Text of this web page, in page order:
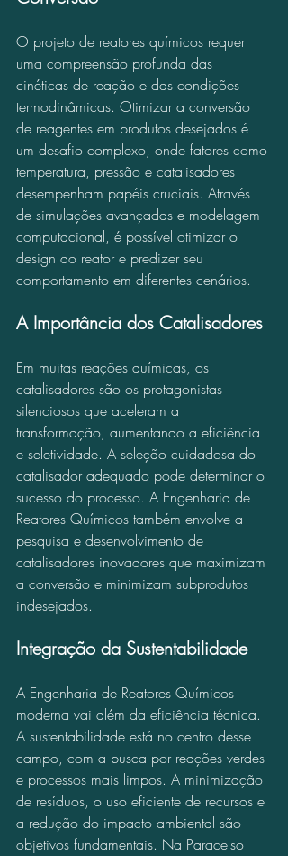
O projeto de reatores químicos requer
uma compreensão profunda das
cinéticas de reação e das condições
termodinâmicas. Otimizar a conversão
de reagentes em produtos desejados é
um desafio complexo, onde fatores como
temperatura, pressão e catalisadores
desempenham papéis cruciais. Através
de simulações avançadas e modelagem
computacional, é possível otimizar o
design do reator e predizer seu
comportamento em diferentes cenários.
A Importância dos Catalisadores
Em muitas reações químicas, os
catalisadores são os protagonistas
silenciosos que aceleram a
transformação, aumentando a eficiência
e seletividade. A seleção cuidadosa do
catalisador adequado pode determinar o
sucesso do processo. A Engenharia de
Reatores Químicos também envolve a
pesquisa e desenvolvimento de
catalisadores inovadores que maximizam
a conversão e minimizam subprodutos
indesejados.
Integração da Sustentabilidade
A Engenharia de Reatores Químicos
moderna vai além da eficiência técnica.
A sustentabilidade está no centro desse
campo, com a busca por reações verdes
e processos mais limpos. A minimização
de resíduos, o uso eficiente de recursos e
a redução do impacto ambiental são
objetivos fundamentais. Na Paracelso